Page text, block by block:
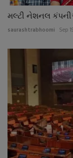
મલ્ટી નેશનલ
saurashtrabhoomi Sep